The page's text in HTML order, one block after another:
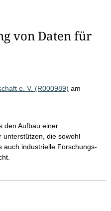
von Daten für
e. V. (R000989) am
den Aufbau einer
unterstützen, die sowohl
auch industrielle Forschungs-